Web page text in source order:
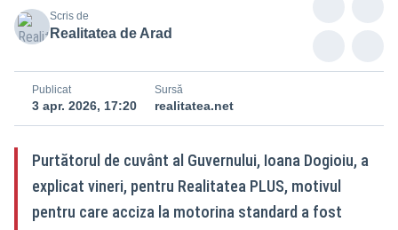
Scris de
Realitatea de Arad
Publicat
3 apr. 2026, 17:20
Sursă
realitatea.net
Purtătorul de cuvânt al Guvernului, Ioana Dogioiu, a
explicat vineri, pentru Realitatea PLUS, motivul
pentru care acciza la motorina standard a fost